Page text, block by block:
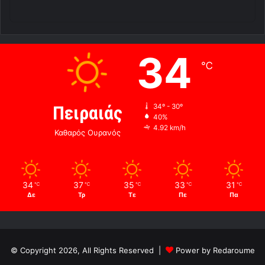
Πειραιάς
Καθαρός Ουρανός
34 ℃
34º - 30º
40%
4.92 km/h
34 ℃
Δε
37 ℃
Τρ
35 ℃
Τε
33 ℃
Πε
31 ℃
Πα
© Copyright 2026, All Rights Reserved |
Power by Redaroume